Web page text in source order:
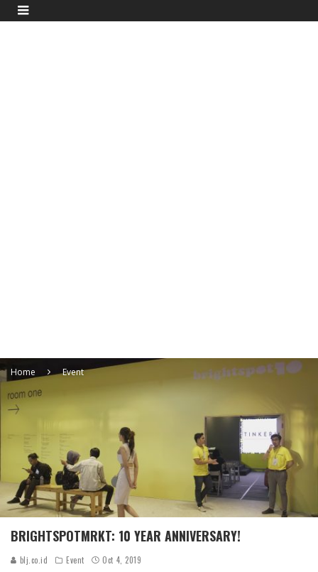
Home Event
BRIGHTSPOTMRKT: 10 YEAR ANNIVERSARY!
blj.co.id Event Oct 4, 2019